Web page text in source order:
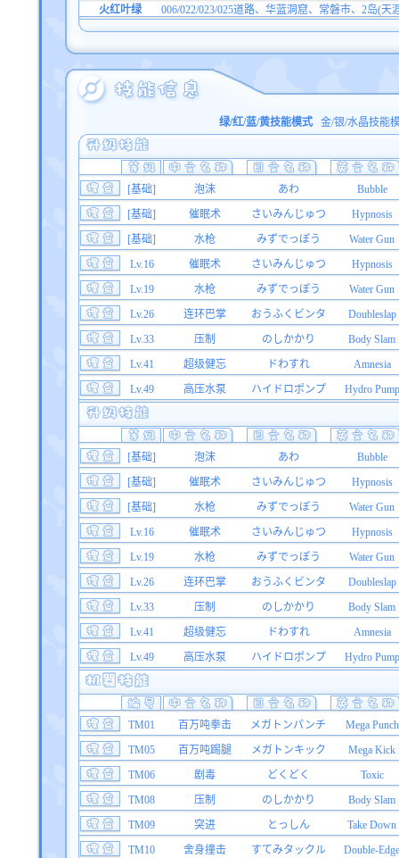
火红叶绿
006/022/023/025道路、华蓝洞窟、常磐市、2岛(
绿/红/蓝/黄技能模式 金/银/水晶技能
[基础] 泡沫 あわ
Bubble
[基础]
催眠术 さいみんじゅつ
Hypnosis
[基础]
水枪 みずでっぽう
Water Gun
Lv.16
催眠术 さいみんじゅつ
Hypnosis
Lv.19
水枪 みずでっぽう
Water Gun
Lv.26
连环巴掌 おうふくビンタ
Doubleslap
Lv.33
压制 のしかかり
Body Slam
Lv.41
超级健忘 ドわすれ
Amnesia
Lv.49
高压水泵 ハイドロポンプ Hydro Pump
[基础] 泡沫 あわ
Bubble
[基础]
催眠术 さいみんじゅつ
Hypnosis
[基础]
水枪 みずでっぽう
Water Gun
Lv.16
催眠术 さいみんじゅつ
Hypnosis
Lv.19
水枪 みずでっぽう
Water Gun
Lv.26
连环巴掌 おうふくビンタ
Doubleslap
Lv.33
压制 のしかかり
Body Slam
Lv.41
超级健忘 ドわすれ
Amnesia
Lv.49
高压水泵 ハイドロポンプ Hydro Pump
TM01 百万吨拳击 メガトンパンチ
Mega Punch
TM05
百万吨踢腿 メガトンキック
Mega Kick
TM06
剧毒 どくどく
Toxic
TM08
压制 のしかかり
Body Slam
TM09
突进 とっしん
Take Down
TM10
舍身撞击 すてみタックル
Double-Edge